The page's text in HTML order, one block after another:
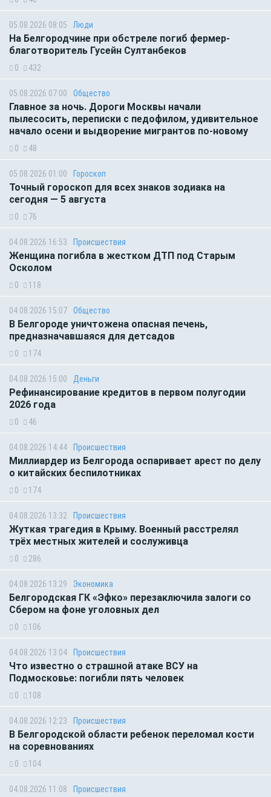
05.08.2026 08:05 Люди
На Белгородчине при обстреле погиб фермер-
благотворитель Гусейн Султанбеков
0 432
05.08.2026 07:00 Общество
Главное за ночь. Дороги Москвы начали
пылесосить, переписки с педофилом, удивительное
начало осени и выдворение мигрантов по-новому
0 48
05.08.2026 01:00 Гороскоп
Точный гороскоп для всех знаков зодиака на
сегодня — 5 августа
0 76
04.08.2026 16:53 Происшествия
Женщина погибла в жестком ДТП под Старым
Осколом
0 118
04.08.2026 15:07 Общество
В Белгороде уничтожена опасная печень,
предназначавшаяся для детсадов
0 174
04.08.2026 15:00 Деньги
Рефинансирование кредитов в первом полугодии
2026 года
0 46
04.08.2026 14:44 Происшествия
Миллиардер из Белгорода оспаривает арест по делу
о китайских беспилотниках
0 174
04.08.2026 13:32 Происшествия
Жуткая трагедия в Крыму. Военный расстрелял
трёх местных жителей и сослуживца
0 286
04.08.2026 13:29 Экономика
Белгородская ГК «Эфко» перезаключила залоги со
Сбером на фоне уголовных дел
0 106
04.08.2026 13:04 Происшествия
Что известно о страшной атаке ВСУ на
Подмосковье: погибли пять человек
0 108
04.08.2026 12:23 Происшествия
В Белгородской области ребенок переломал кости
на соревнованиях
0 104
04.08.2026 11:08 Происшествия